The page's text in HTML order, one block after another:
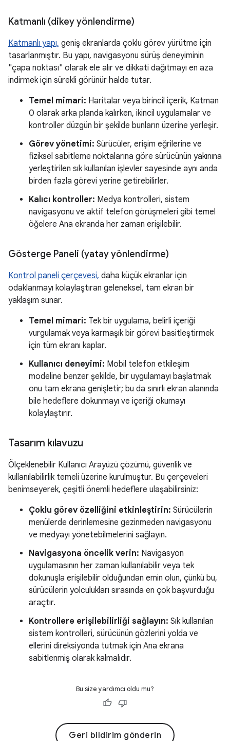
Katmanlı (dikey yönlendirme)
Katmanlı yapı, geniş ekranlarda çoklu görev yürütme için
tasarlanmıştır. Bu yapı, navigasyonu sürüş deneyiminin
"çapa noktası" olarak ele alır ve dikkati dağıtmayı en aza
indirmek için sürekli görünür halde tutar.
Temel mimari: Haritalar veya birincil içerik, Katman
0 olarak arka planda kalırken, ikincil uygulamalar ve
kontroller düzgün bir şekilde bunların üzerine yerleşir.
Görev yönetimi: Sürücüler, erişim eğrilerine ve
fiziksel sabitleme noktalarına göre sürücünün yakınına
yerleştirilen sık kullanılan işlevler sayesinde aynı anda
birden fazla görevi yerine getirebilirler.
Kalıcı kontroller: Medya kontrolleri, sistem
navigasyonu ve aktif telefon görüşmeleri gibi temel
öğelere Ana ekranda her zaman erişilebilir.
Gösterge Paneli (yatay yönlendirme)
Kontrol paneli çerçevesi, daha küçük ekranlar için
odaklanmayı kolaylaştıran geleneksel, tam ekran bir
yaklaşım sunar.
Temel mimari: Tek bir uygulama, belirli içeriği
vurgulamak veya karmaşık bir görevi basitleştirmek
için tüm ekranı kaplar.
Kullanıcı deneyimi: Mobil telefon etkileşim
modeline benzer şekilde, bir uygulamayı başlatmak
onu tam ekrana genişletir; bu da sınırlı ekran alanında
bile hedeflere dokunmayı ve içeriği okumayı
kolaylaştırır.
Tasarım kılavuzu
Ölçeklenebilir Kullanıcı Arayüzü çözümü, güvenlik ve
kullanılabilirlik temeli üzerine kurulmuştur. Bu çerçeveleri
benimseyerek, çeşitli önemli hedeflere ulaşabilirsiniz:
Çoklu görev özelliğini etkinleştirin: Sürücülerin
menülerde derinlemesine gezinmeden navigasyonu
ve medyayı yönetebilmelerini sağlayın.
Navigasyona öncelik verin: Navigasyon
uygulamasının her zaman kullanılabilir veya tek
dokunuşla erişilebilir olduğundan emin olun, çünkü bu,
sürücülerin yolculukları sırasında en çok başvurduğu
araçtır.
Kontrollere erişilebilirliği sağlayın: Sık kullanılan
sistem kontrolleri, sürücünün gözlerini yolda ve
ellerini direksiyonda tutmak için Ana ekrana
sabitlenmiş olarak kalmalıdır.
Bu size yardımcı oldu mu?
Geri bildirim gönderin